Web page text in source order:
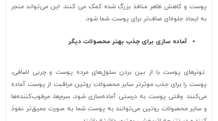
پوست و کاهش ظاهر منافذ بزرگ شده کمک می کنند. این می‌تواند منجر
به ایجاد جلوه‌ای صاف‌تر برای پوست شما شود.
آماده سازی برای جذب بهتر محصولات دیگر
تونرهای پوست با از بین بردن سلول‌های مرده پوست و چربی اضافی،
پوست را برای جذب موثرتر سایر محصولات روتین مراقبت از پوست آماده
می‌کنند. وقتی پوست به درستی آماده‌سازی شود، سرم‌ها، مرطوب‌کننده‌ها
و سایر محصولات روتین می‌توانند به پوست شما به صورت عمیق‌تر نفوذ